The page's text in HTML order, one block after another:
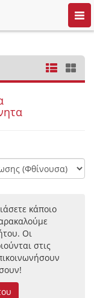
κάποιο
Οι
στις